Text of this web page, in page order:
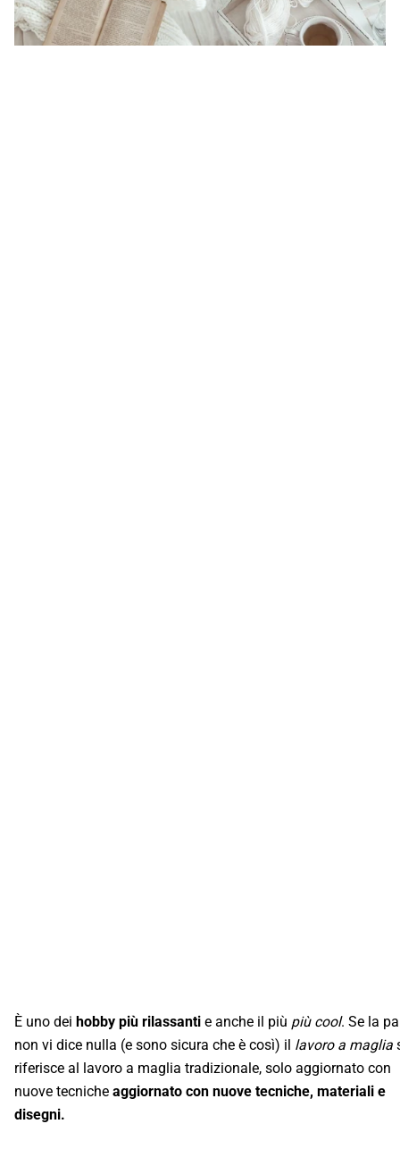
È uno dei hobby più rilassanti e anche il più più cool. Se la
non vi dice nulla (e sono sicura che è così) il lavoro a maglia
riferisce al lavoro a maglia tradizionale, solo aggiornato con
nuove tecniche aggiornato con nuove tecniche, materiali e
disegni.